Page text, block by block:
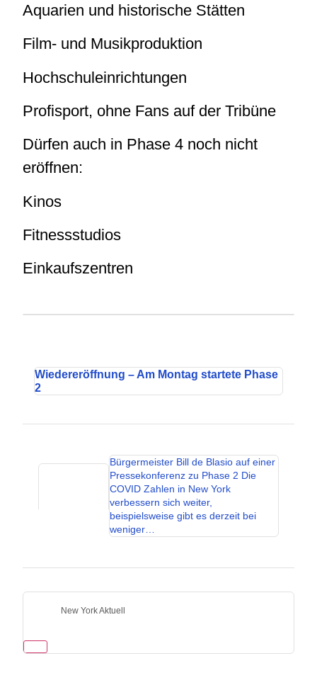
Aquarien und historische Stätten
Film- und Musikproduktion
Hochschuleinrichtungen
Profisport, ohne Fans auf der Tribüne
Dürfen auch in Phase 4 noch nicht
eröffnen:
Kinos
Fitnessstudios
Einkaufszentren
Wiedereröffnung – Am Montag startete Phase
2
Bürgermeister Bill de Blasio auf einer
Pressekonferenz zu Phase 2 Die
COVID Zahlen in New York
verbessern sich weiter,
beispielsweise gibt es derzeit bei
weniger…
New York Aktuell